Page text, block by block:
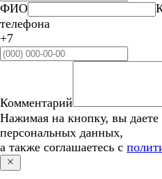
ФИО
телефона
+7
Комментарий
Нажимая на кнопку, вы даете
персональных данных,
а также соглашаетесь с